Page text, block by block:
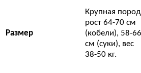
Размер
Крупная
рост 64-70 см
(кобели), 58-66
см (суки), вес
38-50 кг.